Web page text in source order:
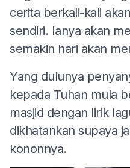
cerita berkali-kali
sendiri. Ianya akan
semakin hari akan
Yang dulunya
kepada Tuhan mula
masjid dengan lirik
dikhatankan supaya
kononnya.